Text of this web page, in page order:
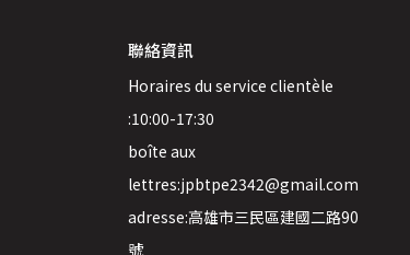
聯絡資訊
Horaires du service clientèle
:10:00-17:30
boîte aux
lettres:jpbtpe2342@gmail.com
adresse:高雄市三民區建國二路90
號